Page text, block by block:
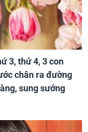
3, thứ 4, 3 con
chân ra đường
sung sướng